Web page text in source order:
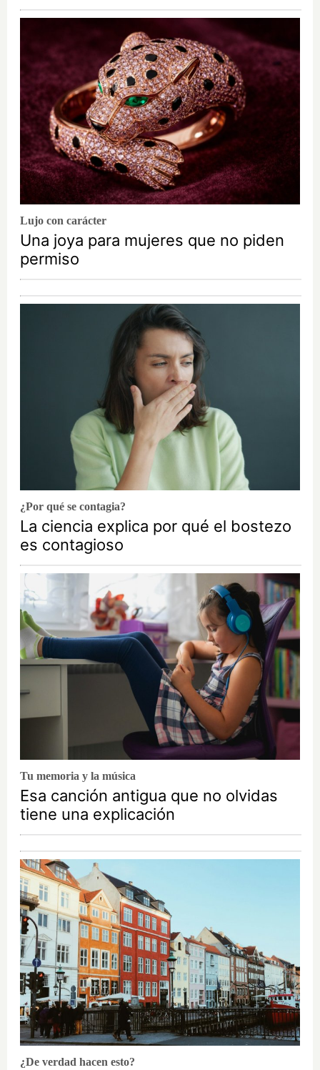
Lujo con carácter
Una joya para mujeres que no piden
permiso
¿Por qué se contagia?
La ciencia explica por qué el bostezo
es contagioso
Tu memoria y la música
Esa canción antigua que no olvidas
tiene una explicación
¿De verdad hacen esto?